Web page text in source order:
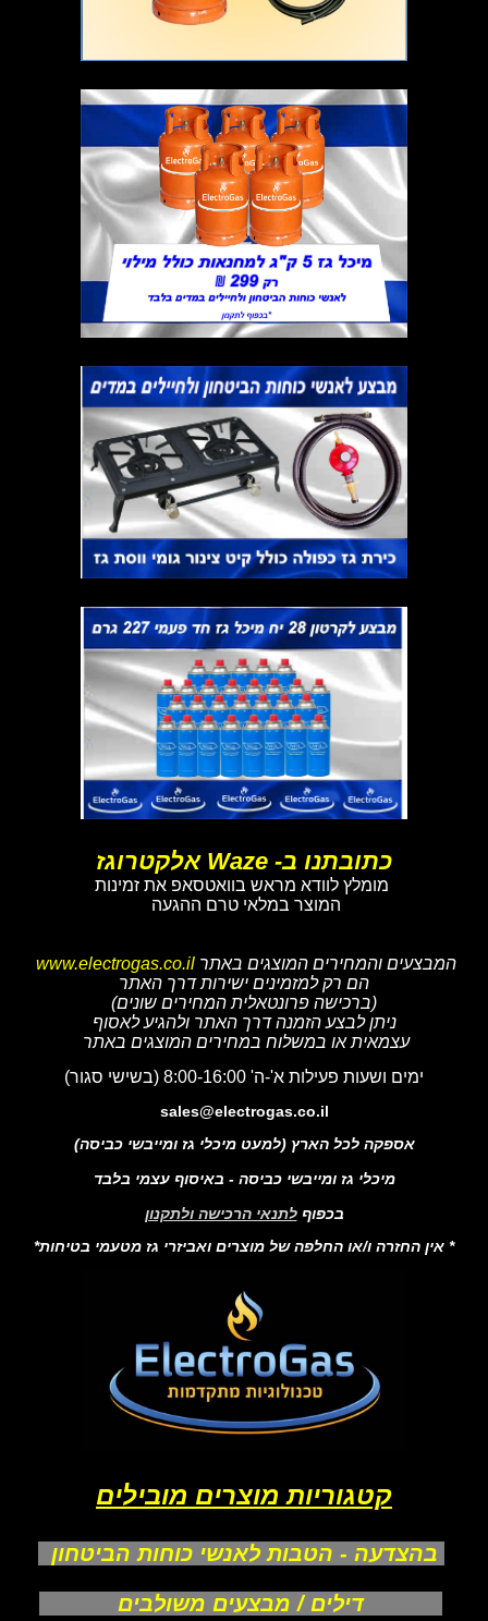
כתובתנו ב- Waze אלקטרוגז
מומלץ לוודא מראש בוואטסאפ את זמינות
המוצר במלאי טרם ההגעה
המבצעים והמחירים המוצגים באתר www.electrogas.co.il
הם רק למזמינים ישירות דרך האתר
(ברכישה פרונטאלית המחירים שונים)
ניתן לבצע הזמנה דרך האתר ולהגיע לאסוף
עצמאית או במשלוח במחירים המוצגים באתר
ימים ושעות פעילות א'-ה' 8:00-16:00 (בשישי סגור)
sales@electrogas.co.il
אספקה לכל הארץ (למעט מיכלי גז ומייבשי כביסה)
מיכלי גז ומייבשי כביסה - באיסוף עצמי בלבד
בכפוף לתנאי הרכישה ולתקנון
* אין החזרה ו/או החלפה של מוצרים ואביזרי גז מטעמי בטיחות*
קטגוריות מוצרים מובילים
בהצדעה - הטבות לאנשי כוחות הביטחון
דילים / מבצעים משולבים